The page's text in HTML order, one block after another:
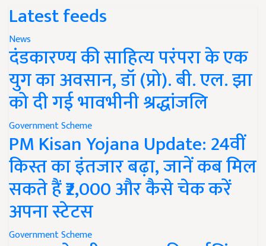
Latest feeds
News
दंडकारण्य की साहित्य परंपरा के एक
युग का अवसान, डॉ (प्रो). बी. एल. झा
को दी गई भावभीनी श्रद्धांजलि
Government Scheme
PM Kisan Yojana Update: 24वीं
किस्त का इंतजार बढ़ा, जानें कब मिल
सकते हैं ₹2,000 और कैसे चेक करें
अपना स्टेटस
Government Scheme